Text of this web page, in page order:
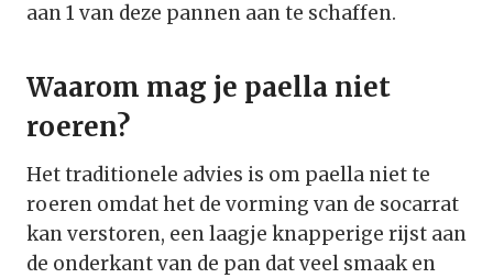
aan 1 van deze pannen aan te schaffen.
Waarom mag je paella niet
roeren?
Het traditionele advies is om paella niet te
roeren omdat het de vorming van de socarrat
kan verstoren, een laagje knapperige rijst aan
de onderkant van de pan dat veel smaak en